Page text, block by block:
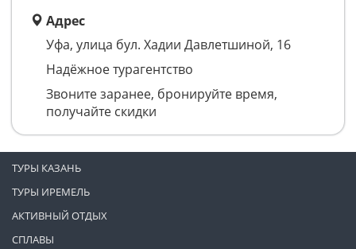
Адрес
Уфа, улица бул. Хадии Давлетшиной, 16
Надёжное турагентство
Звоните заранее, бронируйте время,
получайте скидки
ТУРЫ КАЗАНЬ
ТУРЫ ИРЕМЕЛЬ
АКТИВНЫЙ ОТДЫХ
СПЛАВЫ